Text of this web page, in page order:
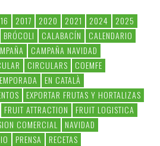
2017 2020 2021 2024
2025
BRÓCOLI CALABACÍN
CALENDARIO
CAMPAÑA NAVIDAD
CIRCULARS
COEMFE
EN CATALÀ
EXPORTAR FRUTAS Y HORTALIZAS
FRUIT ATTRACTION
FRUIT LOGISTICA
COMERCIAL
NAVIDAD
PRENSA
RECETAS